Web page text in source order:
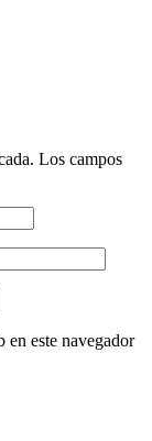
Los campos
este navegador